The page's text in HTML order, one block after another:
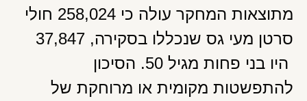
מתוצאות המחקר עולה כי 258,024 חולי
סרטן מעי גס שנכללו בסקירה, 37,847
היו בני פחות מגיל 50. הסיכון
להתפשטות מקומית או מרוחקת של